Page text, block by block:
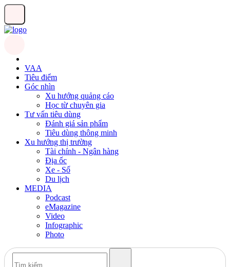
VAA
Tiêu điểm
Góc nhìn
Xu hướng quảng cáo
Học từ chuyên gia
Tư vấn tiêu dùng
Đánh giá sản phẩm
Tiêu dùng thông minh
Xu hướng thị trường
Tài chính - Ngân hàng
Địa ốc
Xe - Số
Du lịch
MEDIA
Podcast
eMagazine
Video
Infographic
Photo